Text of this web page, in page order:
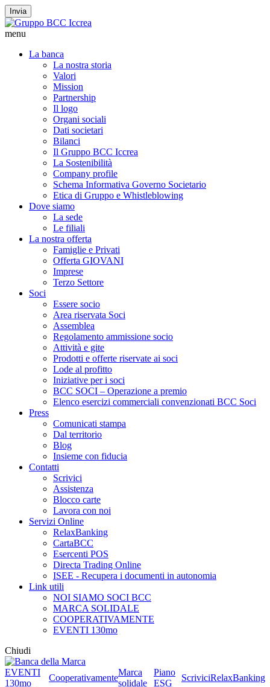
Invia
menu
La banca
La nostra storia
Valori
Mission
Partnership
Il logo
Organi sociali
Dati societari
Bilanci
Il Gruppo BCC Iccrea
La Sostenibilità
Company profile
Schema Informativa Governo Societario
Etica di Gruppo e Whistleblowing
Dove siamo
La sede
Le filiali
La nostra offerta
Famiglie e Privati
Offerta GIOVANI
Imprese
Terzo Settore
Soci
Essere socio
Area riservata Soci
Assemblea
Regolamento ammissione socio
Attività e gite
Prodotti e offerte riservate ai soci
Lode al profitto
Iniziative per i soci
BCC SOCI – Operazione a premio
Elenco esercizi commerciali convenzionati BCC Soci
Press
Comunicati stampa
Dal territorio
Blog
Insieme con fiducia
Contatti
Scrivici
Assistenza
Blocco carte
Lavora con noi
Servizi Online
RelaxBanking
CartaBCC
Esercenti POS
Directa Trading Online
ISEE - Recupera i documenti in autonomia
Link utili
NOI SIAMO SOCI BCC
MARCA SOLIDALE
COOPERATIVAMENTE
EVENTI 130mo
Chiudi
EVENTI
130mo
Cooperativamente
Marca
solidale
Piano
ESG
ScriviciRelaxBanking